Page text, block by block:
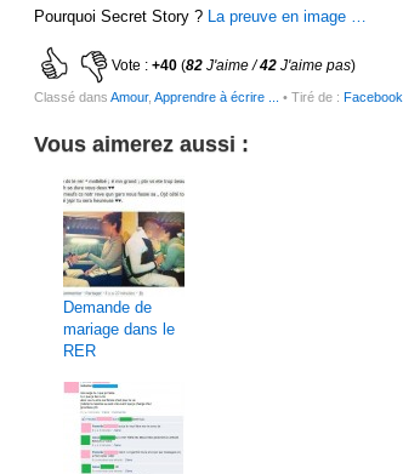
Pourquoi Secret Story ? La preuve en image …
Vote : +40 (82 J'aime /42 J'aime pas)
Classé dans Amour, Apprendre à écrire ... • Tiré de : Facebook
Vous aimerez aussi :
Demande de
mariage dans le
RER